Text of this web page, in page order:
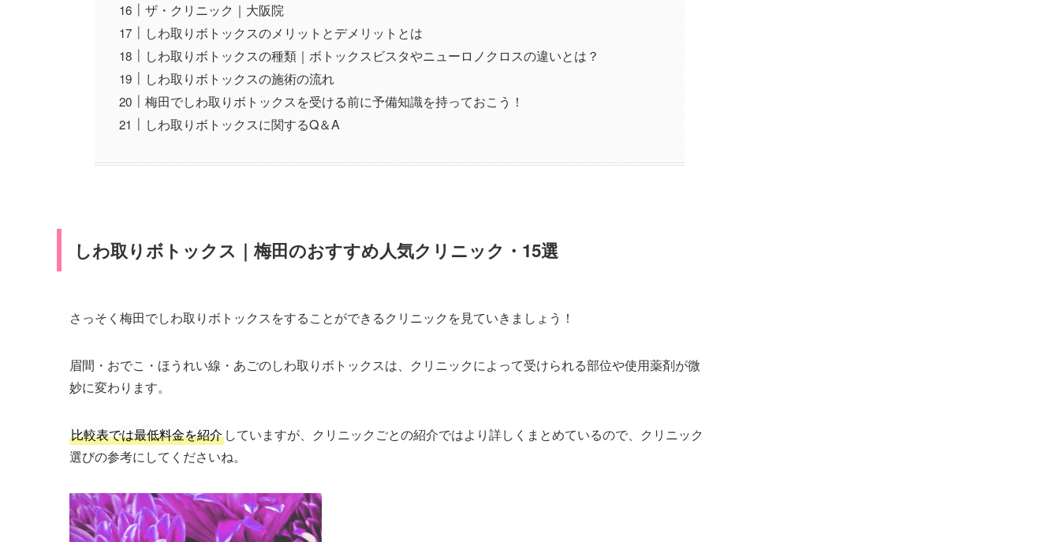
ザ・クリニック｜大阪院
しわ取りボトックスのメリットとデメリットとは
しわ取りボトックスの種類｜ボトックスビスタやニューロノクロスの違いとは？
しわ取りボトックスの施術の流れ
梅田でしわ取りボトックスを受ける前に予備知識を持っておこう！
しわ取りボトックスに関するQ＆A
しわ取りボトックス｜梅田のおすすめ人気クリニック・15選
さっそく梅田でしわ取りボトックスをすることができるクリニックを見ていきましょう！
眉間・おでこ・ほうれい線・あごのしわ取りボトックスは、クリニックによって受けられる部位や使用薬剤が微
妙に変わります。
比較表では最低料金を紹介 していますが、クリニックごとの紹介ではより詳しくまとめているので、クリニック
選びの参考にしてくださいね。